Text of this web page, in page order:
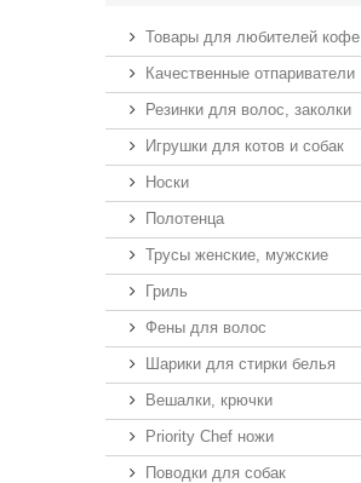
Товары для любителей кофе
Качественные отпариватели
Резинки для волос, заколки
Игрушки для котов и собак
Носки
Полотенца
Трусы женские, мужские
Гриль
Фены для волос
Шарики для стирки белья
Вешалки, крючки
Priority Chef ножи
Поводки для собак